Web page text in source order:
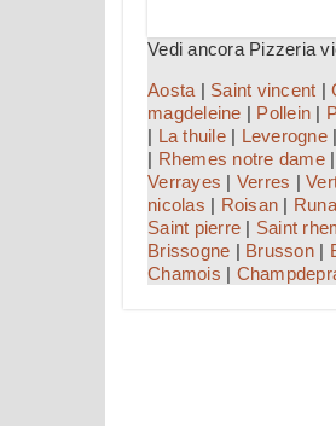
Vedi ancora Pizzeria
Aosta | Saint vincent |
magdeleine | Pollein |
| La thuile| Leverogne|
| Rhemes notre dame|
Verrayes | Verres |
nicolas | Roisan |
Saint pierre | Saint
Brissogne | Brusson|
Chamois |